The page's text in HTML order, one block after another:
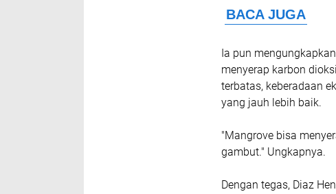
Ia pun
menyerap karbon
terbatas, keberadaan
yang jauh lebih baik.
"Mangrove bisa
gambut." Ungkapnya.
Dengan tegas, Diaz